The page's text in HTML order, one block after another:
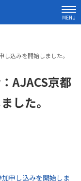
MENU
込みを開始しました。
AJACS京都
した。
申し込みを開始しま